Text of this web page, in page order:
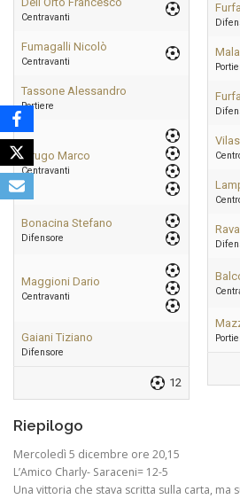
Centravanti
Fumagalli Nicolò
Centravanti
Tassone Alessandro
Portiere
Sirugo Marco
Centravanti
Bonacina Stefano
Difensore
Maggioni Dario
Centravanti
Gaiani Tiziano
Difensore
12
Riepilogo
Mercoledì 5 dicembre ore 20,15
L’Amico Charly- Saraceni= 12-5
Una vittoria che stava scritta sulla carta, ma